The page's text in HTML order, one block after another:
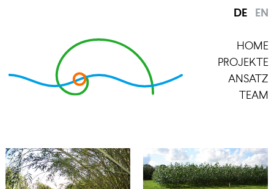
DE EN
HOME
PROJEKTE
ANSATZ
TEAM